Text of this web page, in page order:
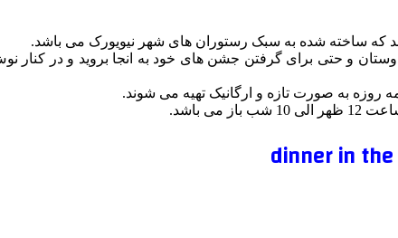
که ساخته شده به سبک رستوران های شهر نیویورک می باشد.
و حتی برای گرفتن جشن های خود به انجا بروید و در کنار
روزه به صورت تازه و ارگانیک تهیه می شوند.
باشد.